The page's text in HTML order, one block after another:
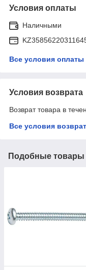
Условия оплаты
Наличными
Все условия оплаты
Условия возврата
Возврат товара в
Все условия
Подобные товары